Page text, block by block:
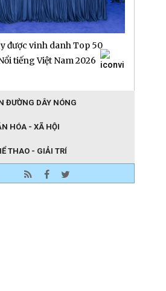
được vinh danh Top 50
tiếng Việt Nam 2026
ĐƯỜNG DÂY NÓNG
HÓA - XÃ HỘI
THAO - GIẢI TRÍ